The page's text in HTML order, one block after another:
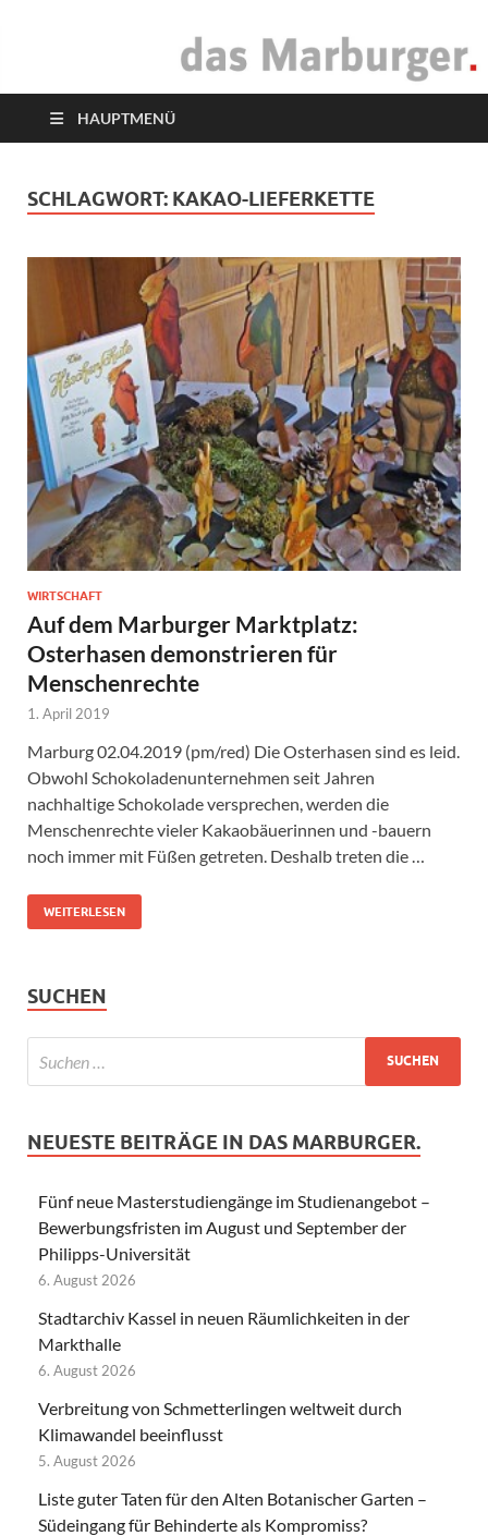
das Marburger.
HAUPTMENÜ
SCHLAGWORT: KAKAO-LIEFERKETTE
WIRTSCHAFT
Auf dem Marburger Marktplatz:
Osterhasen demonstrieren für
Menschenrechte
1. April 2019
Marburg 02.04.2019 (pm/red) Die Osterhasen sind es leid.
Obwohl Schokoladenunternehmen seit Jahren
nachhaltige Schokolade versprechen, werden die
Menschenrechte vieler Kakaobäuerinnen und -bauern
noch immer mit Füßen getreten. Deshalb treten die …
WEITERLESEN
SUCHEN
NEUESTE BEITRÄGE IN DAS MARBURGER.
Fünf neue Masterstudiengänge im Studienangebot –
Bewerbungsfristen im August und September der
Philipps-Universität
6. August 2026
Stadtarchiv Kassel in neuen Räumlichkeiten in der
Markthalle
6. August 2026
Verbreitung von Schmetterlingen weltweit durch
Klimawandel beeinflusst
5. August 2026
Liste guter Taten für den Alten Botanischer Garten –
Südeingang für Behinderte als Kompromiss?